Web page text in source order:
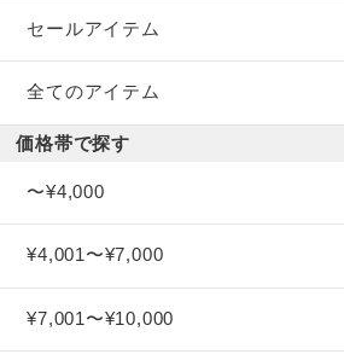
セールアイテム
全てのアイテム
価格帯で探す
〜¥4,000
¥4,001〜¥7,000
¥7,001〜¥10,000